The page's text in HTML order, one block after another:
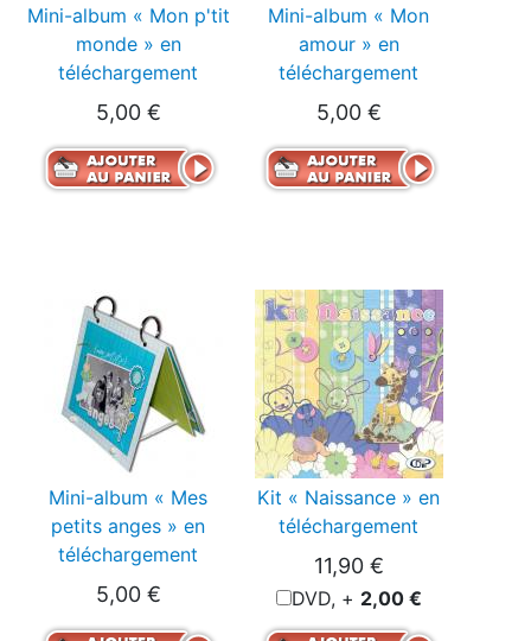
Mini-album « Mon p'tit
monde » en
téléchargement
5,00 €
Mini-album « Mon
amour » en
téléchargement
5,00 €
Mini-album « Mes
petits anges » en
téléchargement
5,00 €
Kit « Naissance » en
téléchargement
11,90 €
DVD, + 2,00 €